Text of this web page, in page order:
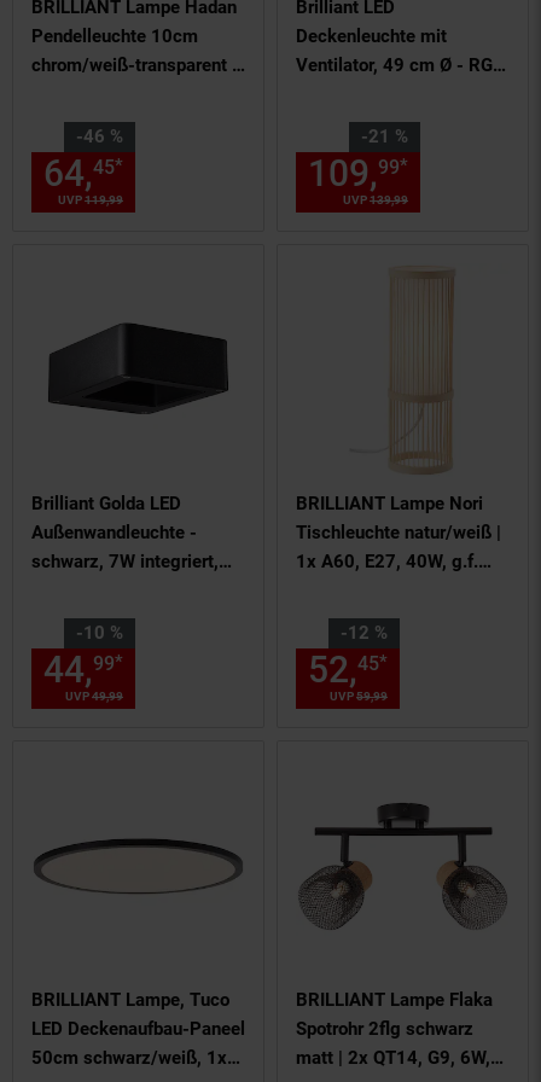
BRILLIANT Lampe Hadan
Pendelleuchte 10cm
chrom/weiß-transparent |
geeignet für
Tropfenlampen (nicht
enthalten) | In der Höhe
einstellbar / Kabel kürzbar
-46 %
Sie Sparen 46 Prozent,
UVP119,99
64,45* Aktueller Preis: 64,
Brilliant LED
Deckenleuchte mit
Ventilator, 49 cm Ø - RGB
Zentralbeleuchtung, inkl.
Fernbedienung, dimmbar
& Farbwechsel
-21 %
Sie Sparen 21 Prozent,
UVP139,99
109,99*
Brilliant Golda LED
Außenwandleuchte -
schwarz, 7W integriert,
(3000K), IP54
spritzwassergeschützt,
Up- & Downlight,
14,5x12x4,5 cm, inkl.
-10 %
Sie Sparen 10 Prozent,
UVP49,99
44,99* Aktueller Preis: 44,
BRILLIANT Lampe Nori
Tischleuchte natur/weiß |
1x A60, E27, 40W, g.f.
Schnurzwischenschalter |
Für LED-Leuchtmittel
geeignet
-12 %
Sie Sparen 12 Prozent,
UVP59,99
52,45*
BRILLIANT Lampe, Tuco
LED Deckenaufbau-Paneel
50cm schwarz/weiß, 1x
BRILLIANT Lampe Flaka
Spotrohr 2flg schwarz
matt | 2x QT14, G9, 6W,